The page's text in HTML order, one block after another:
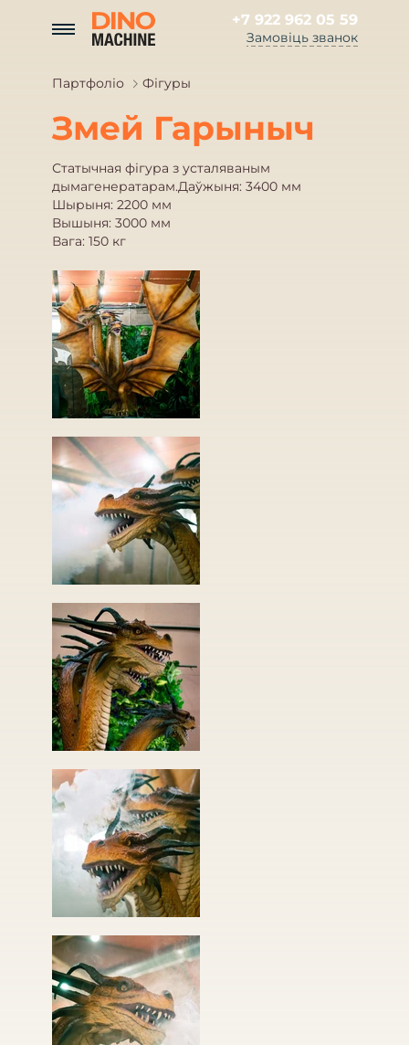
+7 922 962 05 59
Замовіць званок
Партфоліо Фігуры
Змей Гарыныч
Статычная фігура з усталяваным
дымагенератарам.Даўжыня: 3400 мм
Шырыня: 2200 мм
Вышыня: 3000 мм
Вага: 150 кг